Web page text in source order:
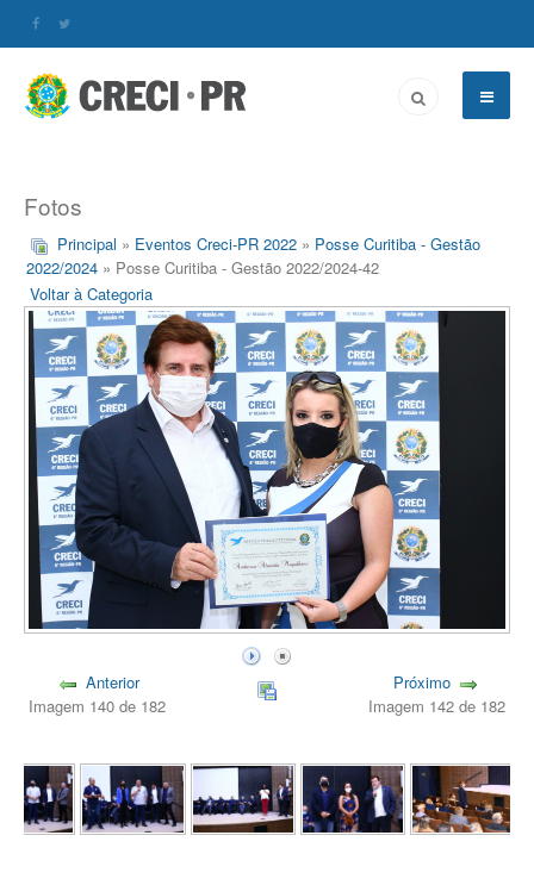
Fotos
Principal » Eventos Creci-PR 2022 » Posse Curitiba - Gestão
2022/2024 » Posse Curitiba - Gestão 2022/2024-42
Voltar à Categoria
Anterior
Imagem 140 de 182
Próximo
Imagem 142 de 182